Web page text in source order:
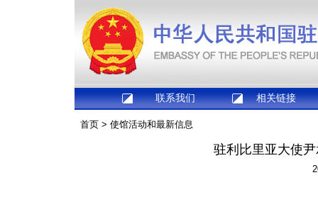
联系我们 相关链接
首页 > 使馆活动和最新信息
驻利比里亚大使